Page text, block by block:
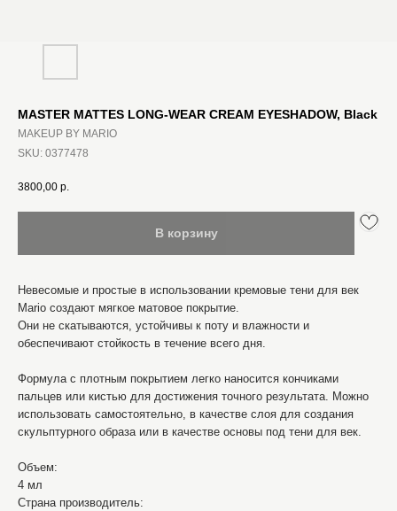
MASTER MATTES LONG-WEAR CREAM EYESHADOW, Black
MAKEUP BY MARIO
SKU: 0377478
3800,00 р.
В корзину
Невесомые и простые в использовании кремовые тени для век
Mario создают мягкое матовое покрытие.
Они не скатываются, устойчивы к поту и влажности и
обеспечивают стойкость в течение всего дня.
Формула с плотным покрытием легко наносится кончиками
пальцев или кистью для достижения точного результата. Можно
использовать самостоятельно, в качестве слоя для создания
скульптурного образа или в качестве основы под тени для век.
Объем:
4 мл
Страна производитель: